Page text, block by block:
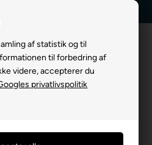
af statistik og til
til forbedring af
videre, accepterer du
privatlivspolitik